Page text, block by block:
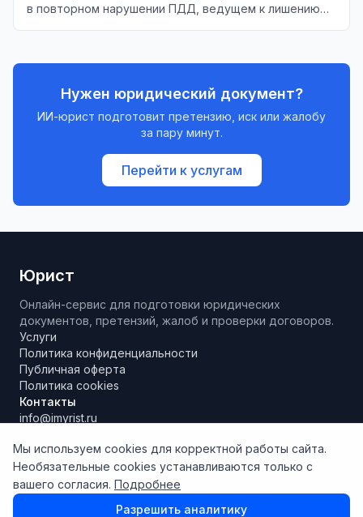
в повторном нарушении ПДД, ведущем к лишению
Нужен юридический документ?
ИИ-юрист подготовит претензию, иск или жалобу
за пару минут.
Перейти к услугам
Юрист
Онлайн-сервис для подготовки юридических
документов, претензий, жалоб и проверки договоров.
Услуги
Политика конфиденциальности
Публичная оферта
Политика cookies
Контакты
info@imyrist.ru
Материалы и результаты работы сервиса носят исключительно
информационно-справочный характер, не являются
юридической консультацией и не могут рассматриваться как
Мы используем cookies для корректной работы сайта.
Необязательные cookies устанавливаются только с
вашего согласия. Подробнее
Разрешить аналитику